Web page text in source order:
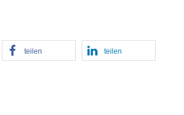
teilen teilen